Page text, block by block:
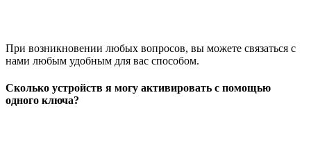
При возникновении любых вопросов, вы можете связаться с
нами любым удобным для вас способом.
Сколько устройств я могу активировать с помощью
одного ключа?